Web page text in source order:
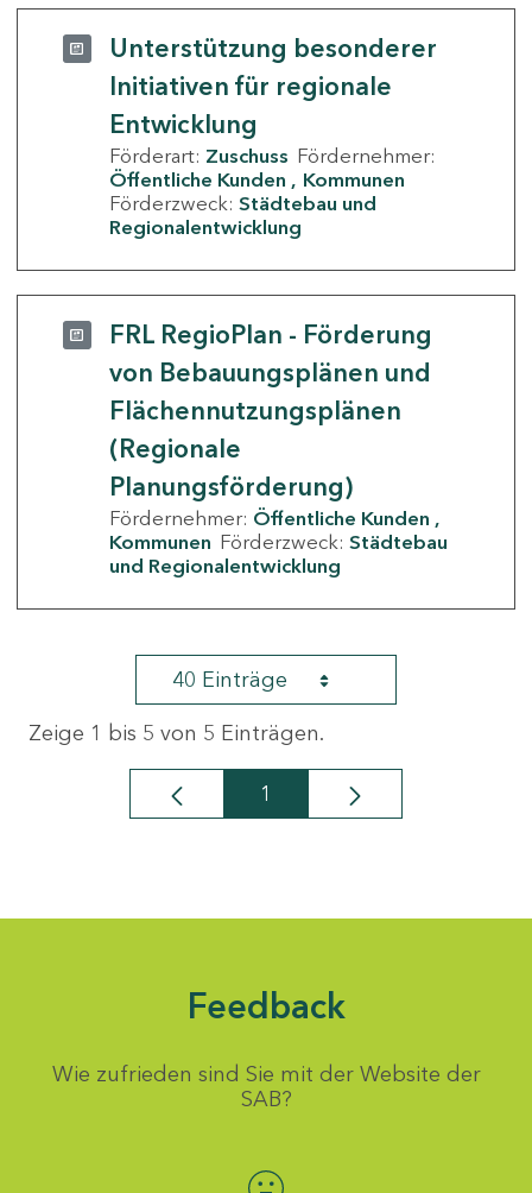
Unterstützung besonderer
Initiativen für regionale
Entwicklung
Förderart: Zuschuss Fördernehmer:
Öffentliche Kunden
Kommunen
Förderzweck: Städtebau und
Regionalentwicklung
FRL RegioPlan - Förderung
von Bebauungsplänen und
Flächennutzungsplänen
(Regionale
Planungsförderung)
Fördernehmer: Öffentliche Kunden
Kommunen Förderzweck: Städtebau
und Regionalentwicklung
40 Einträge
Zeige 1 bis 5 von 5 Einträgen.
Seite
1
Feedback
Wie zufrieden sind Sie mit der Website der
SAB?
Bewertung auswählen